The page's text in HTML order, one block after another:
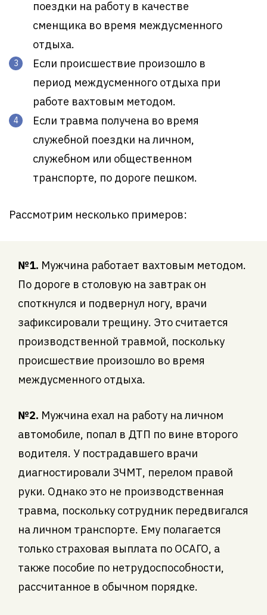
поездки на работу в качестве
сменщика во время междусменного
отдыха.
Если происшествие произошло в
период междусменного отдыха при
работе вахтовым методом.
Если травма получена во время
служебной поездки на личном,
служебном или общественном
транспорте, по дороге пешком.
Рассмотрим несколько примеров:
№1. Мужчина работает вахтовым методом.
По дороге в столовую на завтрак он
споткнулся и подвернул ногу, врачи
зафиксировали трещину. Это считается
производственной травмой, поскольку
происшествие произошло во время
междусменного отдыха.
№2. Мужчина ехал на работу на личном
автомобиле, попал в ДТП по вине второго
водителя. У пострадавшего врачи
диагностировали ЗЧМТ, перелом правой
руки. Однако это не производственная
травма, поскольку сотрудник передвигался
на личном транспорте. Ему полагается
только страховая выплата по ОСАГО, а
также пособие по нетрудоспособности,
рассчитанное в обычном порядке.